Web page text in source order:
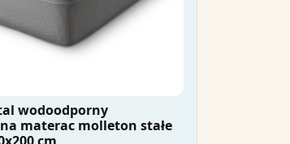
wodoodporny
materac molleton stałe